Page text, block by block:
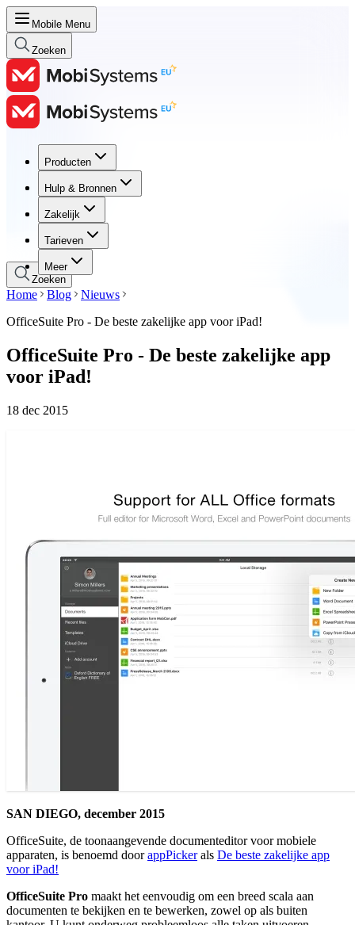
Mobile Menu
Zoeken
Producten
Hulp & Bronnen
Zakelijk
Tarieven
Meer
Producten
Hulp & Bronnen
Zakelijk
Tarieven
Zoeken
Home Blog
Nieuws
OfficeSuite Pro - De beste zakelijke app voor iPad!
OfficeSuite Pro - De beste zakelijke app
voor iPad!
18 dec 2015
SAN DIEGO, december 2015
OfficeSuite, de toonaangevende documenteditor voor mobiele
apparaten, is benoemd doorappPickerals De beste zakelijke app
voor iPad!
OfficeSuite Pro maakt het eenvoudig om een breed scala aan
documenten te bekijken en te bewerken, zowel op als buiten